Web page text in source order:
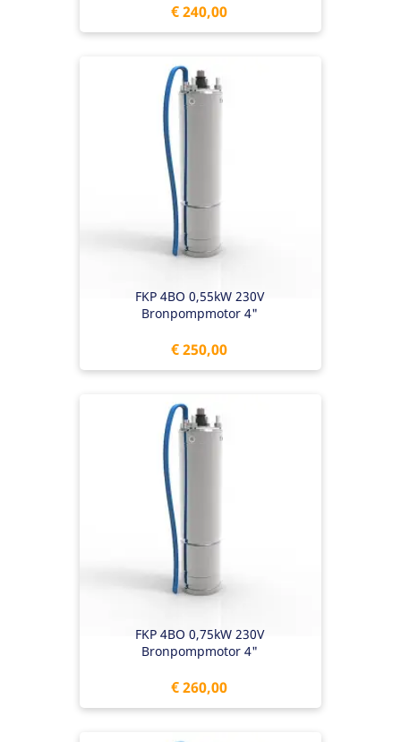
Prijs
€ 240,00
FKP 4BO 0,55kW 230V
Bronpompmotor 4"
Prijs
€ 250,00
FKP 4BO 0,75kW 230V
Bronpompmotor 4"
Prijs
€ 260,00